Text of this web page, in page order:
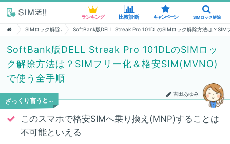
ランキング 比較診断 キャンペーン SIMロック解除
SIMロック解除 SoftBank版DELL Streak Pro 101DLのSIMロック解除方法は？SIM
SoftBank版DELL Streak Pro 101DLのSIMロッ
ク解除方法は？SIMフリー化＆格安SIM(MVNO)
で使う全手順
吉田あゆみ
ざっくり言うと…
このスマホで格安SIMへ乗り換え(MNP)することは
不可能といえる
ランキング 比較診断 キャンペーン SIMロック解除